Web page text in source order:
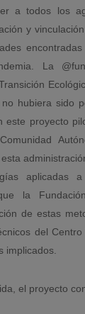
a todos los
y
La
hubiera sido
este proyecto
aplicadas
la
de estas
del Centro
implicados.
el proyecto